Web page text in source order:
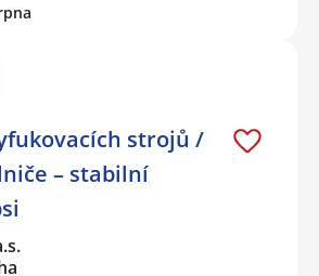
strojů /
– stabilní